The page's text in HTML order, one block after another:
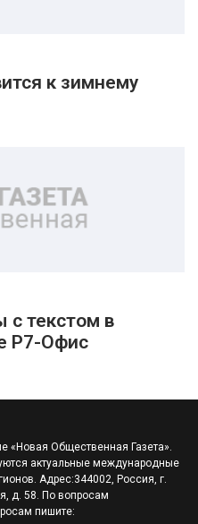
к зимнему
с текстом в
Р7-Офис
«Новая Общественная Газета».
актуальные международные
Адрес:344002, Россия, г.
д. 58. По вопросам
пишите: